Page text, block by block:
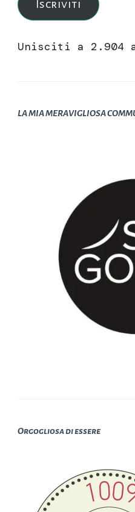
Iscriviti
Unisciti a
LA MIA MERAVIGLIOSA
Orgogliosa di essere